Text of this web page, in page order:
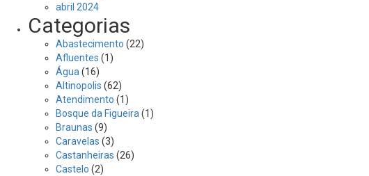
abril 2024
Categorias
Abastecimento (22)
Afluentes (1)
Água (16)
Altinopolis (62)
Atendimento (1)
Bosque da Figueira (1)
Braunas (9)
Caravelas (3)
Castanheiras (26)
Castelo (2)